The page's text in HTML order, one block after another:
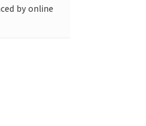
by online